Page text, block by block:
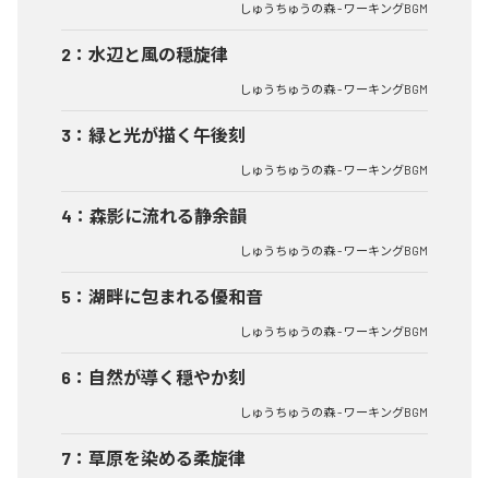
しゅうちゅうの森 - ワーキングBGM
2 ： 水辺と風の穏旋律
しゅうちゅうの森 - ワーキングBGM
3 ： 緑と光が描く午後刻
しゅうちゅうの森 - ワーキングBGM
4 ： 森影に流れる静余韻
しゅうちゅうの森 - ワーキングBGM
5 ： 湖畔に包まれる優和音
しゅうちゅうの森 - ワーキングBGM
6 ： 自然が導く穏やか刻
しゅうちゅうの森 - ワーキングBGM
7 ： 草原を染める柔旋律